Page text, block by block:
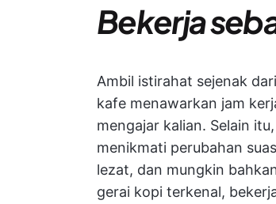
Bekerja
Ambil istirahat sejenak
kafe menawarkan jam
mengajar kalian. Selain
menikmati perubahan
lezat, dan mungkin
gerai kopi terkenal,